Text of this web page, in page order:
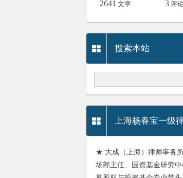
2641 文章 3 评
搜索本站
上海杨春宝一级
★ 大成（上海）律师事务
场部主任、国资基金研究